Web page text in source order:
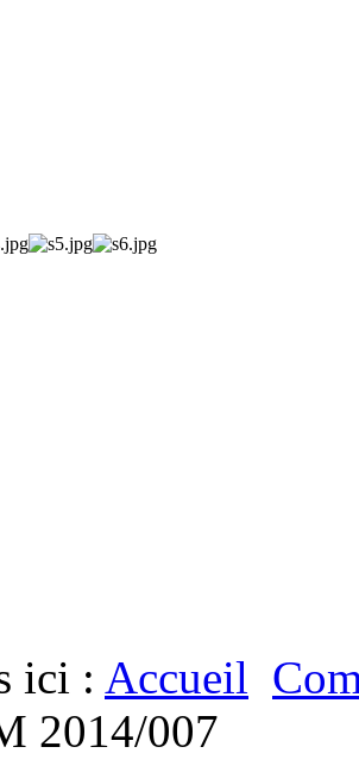
ici : Accueil
2014/007